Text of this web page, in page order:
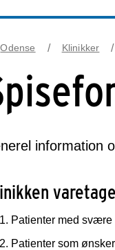
Odense Klinikker
information
Patienter med
Patienter som